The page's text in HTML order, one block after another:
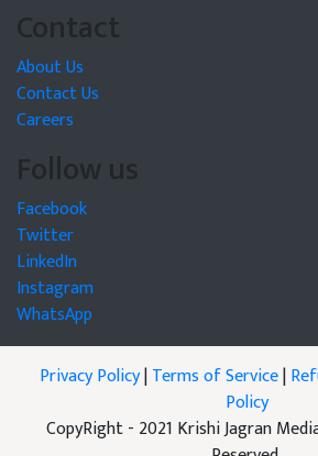
Contact
About Us
Contact Us
Careers
Follow us
Facebook
Twitter
LinkedIn
Instagram
WhatsApp
Privacy Policy|Terms of Service|
Policy
CopyRight - 2021 Krishi Jagran